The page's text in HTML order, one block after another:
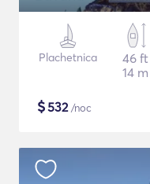
Plachetnica
46 ft
14 m
$532/noc